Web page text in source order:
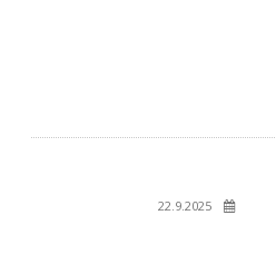
22.9.2025